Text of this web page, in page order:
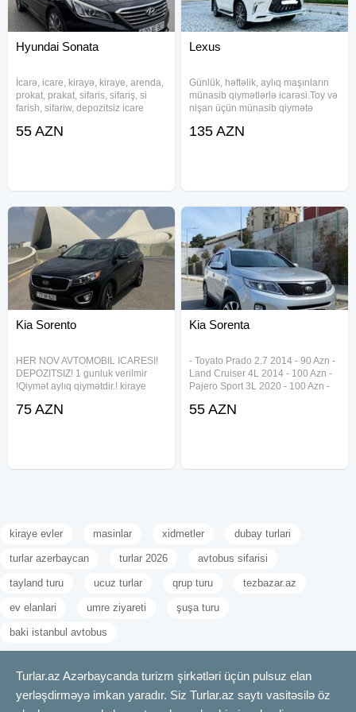
Hyundai Sonata
İcarə, icare, kirayə, kiraye, arenda,
prokat, prakat, sifaris, sifariş, si
farish, sifariw, depozitsiz icare
olmayan, depozityox, icare masin,
55 AZN
Lexus
Günlük, həftəlik, aylıq maşınların
münasib qiymətlərlə icarəsi.Toy və
nişan üçün münasib qiymətə
karteclərin təşkili Bəzədilmə
135 AZN
Kia Sorento
HER NOV AVTOMOBIL ICARESI!
DEPOZITSIZ! 1 gunluk verilmir
!Qiymət aylıq qiymətdir.! kiraye
kiraye mashin mashin kirayesi
75 AZN
Kia Sorenta
- Toyato Prado 2.7 2014 - 90 Azn -
Land Cruiser 4L 2014 - 100 Azn -
Pajero Sport 3L 2020 - 100 Azn -
Hyundai Tucson 2L - 70 Azn -
55 AZN
kiraye evler masinlar xidmetler dubay turlari
turlar azerbaycan turlar 2026 avtobus sifarisi
tayland turu ucuz turlar qrup turu tezbazar.az
ev elanlari umre ziyareti şuşa turu
baki istanbul avtobus
Turlar.az Azərbaycanda turizm şirkətləri üçün pulsuz elan
yerləşdirməyə imkan yaradır. Siz Turlar.az saytı vasitəsilə öz